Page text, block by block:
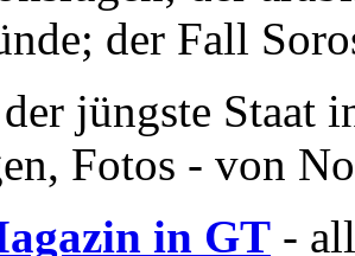
der Fall
jüngste Staat
Fotos - von
in GT -